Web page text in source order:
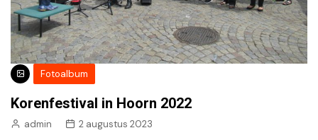
Fotoalbum
Korenfestival in Hoorn 2022
admin 2 augustus 2023